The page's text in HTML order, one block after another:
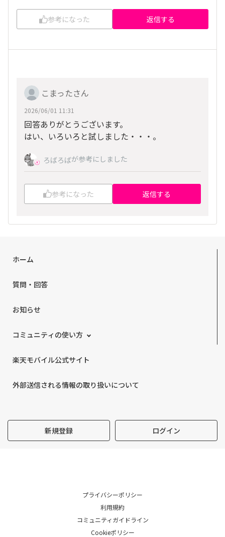
参考になった 返信する
こまったさん
2026/06/01 11:31
回答ありがとうございます。
はい、いろいろと試しました・・・。
ろばろばが参考にしました
参考になった 返信する
ホーム
質問・回答
お知らせ
コミュニティの使い方
楽天モバイル公式サイト
外部送信される情報の取り扱いについて
新規登録 ログイン
プライバシーポリシー
利用規約
コミュニティガイドライン
Cookieポリシー